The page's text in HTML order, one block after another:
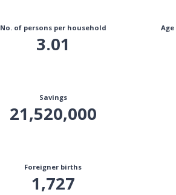
No. of persons per household
3.01
Savings
21,520,000
Foreigner births
1,727